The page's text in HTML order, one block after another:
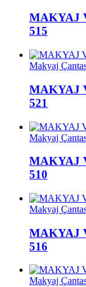
MAKYAJ
515
Makyaj
MAKYAJ
521
Makyaj
MAKYAJ
510
Makyaj
MAKYAJ
516
Makyaj